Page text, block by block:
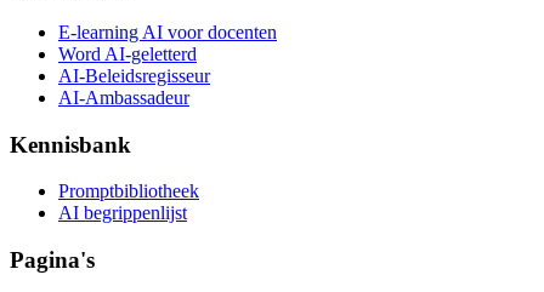
E-learning AI voor docenten
Word AI-geletterd
AI-Beleidsregisseur
AI-Ambassadeur
Kennisbank
Promptbibliotheek
AI begrippenlijst
Pagina's